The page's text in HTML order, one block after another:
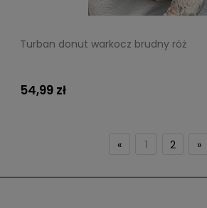
Turban donut warkocz brudny róż
54,99 zł
« 1 2 »